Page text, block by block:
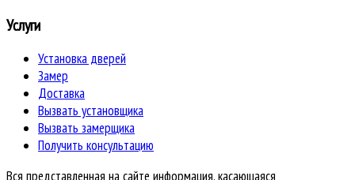
Услуги
Установка дверей
Замер
Доставка
Вызвать установщика
Вызвать замерщика
Получить консультацию
Вся представленная на сайте информация, касающаяся